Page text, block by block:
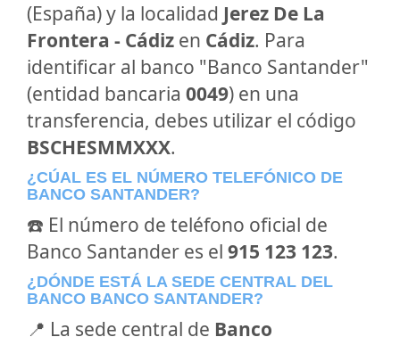
(España) y la localidad Jerez De La
Frontera - Cádiz en Cádiz. Para
identificar al banco "Banco Santander"
(entidad bancaria 0049) en una
transferencia, debes utilizar el código
BSCHESMMXXX.
¿CÚAL ES EL NÚMERO TELEFÓNICO DE
BANCO SANTANDER?
☎️ El número de teléfono oficial de
Banco Santander es el 915 123 123.
¿DÓNDE ESTÁ LA SEDE CENTRAL DEL
BANCO BANCO SANTANDER?
📍 La sede central de Banco